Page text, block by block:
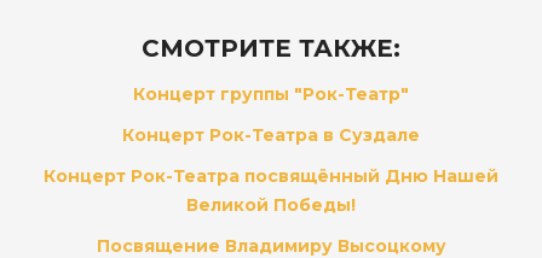
СМОТРИТЕ ТАКЖЕ:
Концерт группы "Рок-Театр"
Концерт Рок-Театра в Суздале
Концерт Рок-Театра посвящённый Дню Нашей
Великой Победы!
Посвящение Владимиру Высоцкому